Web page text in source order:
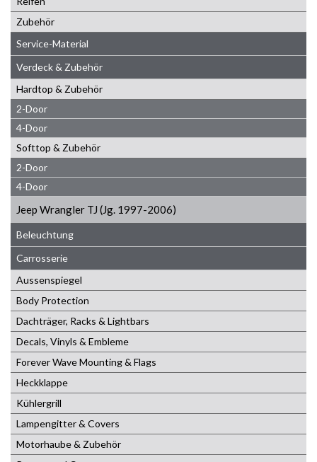
Zubehör
Service-Material
Verdeck & Zubehör
Hardtop & Zubehör
2-Door
4-Door
Softtop & Zubehör
2-Door
4-Door
Jeep Wrangler TJ (Jg. 1997-2006)
Beleuchtung
Carrosserie
Aussenspiegel
Body Protection
Dachträger, Racks & Lightbars
Decals, Vinyls & Embleme
Forever Wave Mounting & Flags
Heckklappe
Kühlergrill
Lampengitter & Covers
Motorhaube & Zubehör